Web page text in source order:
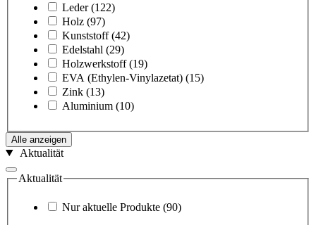
Leder (122)
Holz (97)
Kunststoff (42)
Edelstahl (29)
Holzwerkstoff (19)
EVA (Ethylen-Vinylazetat) (15)
Zink (13)
Aluminium (10)
Alle anzeigen
Aktualität
Aktualität
Nur aktuelle Produkte (90)